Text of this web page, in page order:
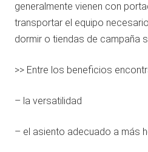
generalmente vienen con
transportar el equipo
dormir o tiendas de campaña
>> Entre los beneficios
– la versatilidad
– el asiento adecuado a más